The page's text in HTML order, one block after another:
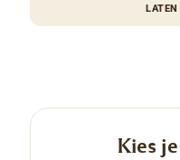
Kies